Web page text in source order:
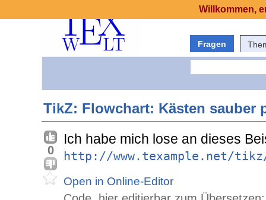
Fragen
TikZ: Flowchart: Kästen sauber
0
Ich habe mich lose an dieses
http://www.texample.net/
Open in Online-Editor
Willkommen,